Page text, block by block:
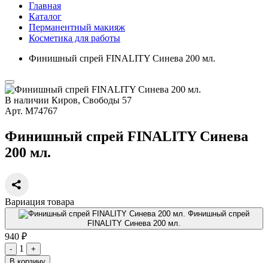
Главная
Каталог
Перманентный макияж
Косметика для работы
Финишный спрей FINALITY Синева 200 мл.
В наличии Киров, Свободы 57
Арт. М74767
Финишный спрей FINALITY Синева
200 мл.
Вариация товара
Финишный спрей
FINALITY Синева 200 мл.
940 ₽
- 1
+